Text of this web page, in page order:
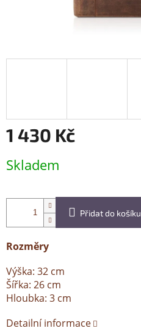
1 430 Kč
cena:
Skladem
Přidat do košíku
Rozměry
Výška: 32 cm
Šířka: 26 cm
Hloubka: 3 cm
Detailní informace